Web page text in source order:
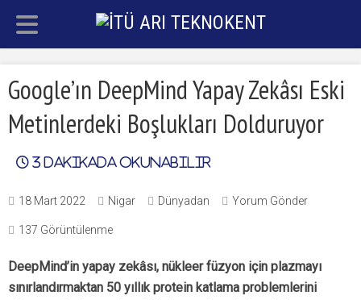
Google’ın DeepMind Yapay Zekâsı Eski
Metinlerdeki Boşlukları Dolduruyor
3 dakikada okunabilir
18 Mart 2022 Nigar Dünyadan Yorum Gönder
137 Görüntülenme
DeepMind’in yapay zekâsı, nükleer füzyon için plazmayı
sınırlandırmaktan 50 yıllık protein katlama problemlerini